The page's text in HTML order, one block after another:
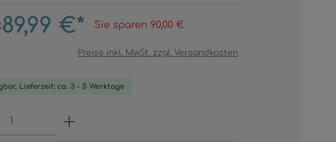
89,99 €* Sie sparen 90,00 €
Preise inkl. MwSt. zzgl. Versandkosten
Lieferzeit: ca. 3 - 5 Werktage
Anzahl: Gib den gewünschten Wert ein